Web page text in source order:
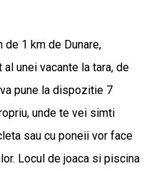
de 1 km de Dunare,
unei vacante la tara, de
pune la dispozitie 7
unde te vei simti
sau cu poneii vor face
Locul de joaca si piscina